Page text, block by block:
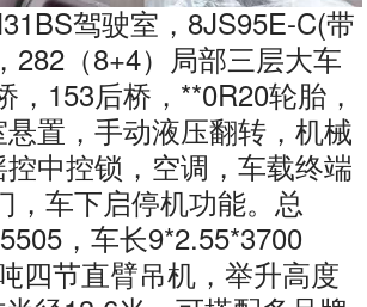
驾驶室，8JS95E-C(带
282（8+4）局部三层大车
，153后桥，**0R20轮胎，
置，手动液压翻转，机械
中控锁，空调，车载终端
，车下启停机功能。总
，车长9*2.55*3700
四节直臂吊机，举升高度